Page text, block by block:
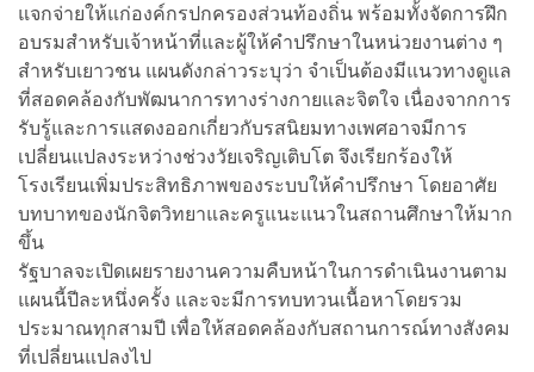
แจกจ่ายให้แก่องค์กรปกครองส่วนท้องถิ่น พร้อมทั้งจัดการฝึก
อบรมสำหรับเจ้าหน้าที่และผู้ให้คำปรึกษาในหน่วยงานต่าง ๆ
สำหรับเยาวชน แผนดังกล่าวระบุว่า จำเป็นต้องมีแนวทางดูแล
ที่สอดคล้องกับพัฒนาการทางร่างกายและจิตใจ เนื่องจากการ
รับรู้และการแสดงออกเกี่ยวกับรสนิยมทางเพศอาจมีการ
เปลี่ยนแปลงระหว่างช่วงวัยเจริญเติบโต จึงเรียกร้องให้
โรงเรียนเพิ่มประสิทธิภาพของระบบให้คำปรึกษา โดยอาศัย
บทบาทของนักจิตวิทยาและครูแนะแนวในสถานศึกษาให้มาก
ขึ้น
รัฐบาลจะเปิดเผยรายงานความคืบหน้าในการดำเนินงานตาม
แผนนี้ปีละหนึ่งครั้ง และจะมีการทบทวนเนื้อหาโดยรวม
ประมาณทุกสามปี เพื่อให้สอดคล้องกับสถานการณ์ทางสังคม
ที่เปลี่ยนแปลงไป